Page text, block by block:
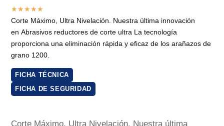
★★★★★
Corte Máximo, Ultra Nivelación. Nuestra última innovación
en Abrasivos reductores de corte ultra La tecnología
proporciona una eliminación rápida y eficaz de los arañazos de
grano 1200.
FICHA TÉCNICA
FICHA DE SEGURIDAD
Corte Máximo, Ultra Nivelación. Nuestra última